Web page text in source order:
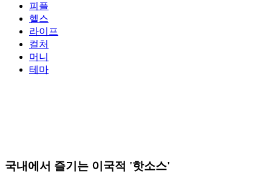
피플
헬스
라이프
컬처
머니
테마
국내에서 즐기는 이국적 '핫소스'